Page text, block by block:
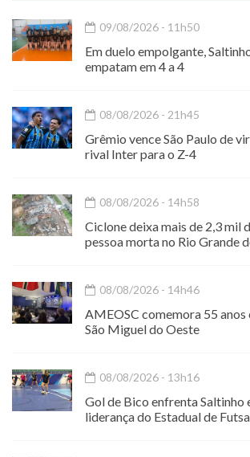
09/08/2026 - 11h50
Em duelo empolgante,
empatam em 4 a 4
08/08/2026 - 21h45
Grêmio vence São Paulo de
rival Inter para o Z-4
08/08/2026 - 14h58
Ciclone deixa mais de 2,3 mil
pessoa morta no Rio Grande
08/08/2026 - 14h46
AMEOSC comemora 55 anos
São Miguel do Oeste
08/08/2026 - 13h16
Gol de Bico enfrenta Saltinho
liderança do Estadual de